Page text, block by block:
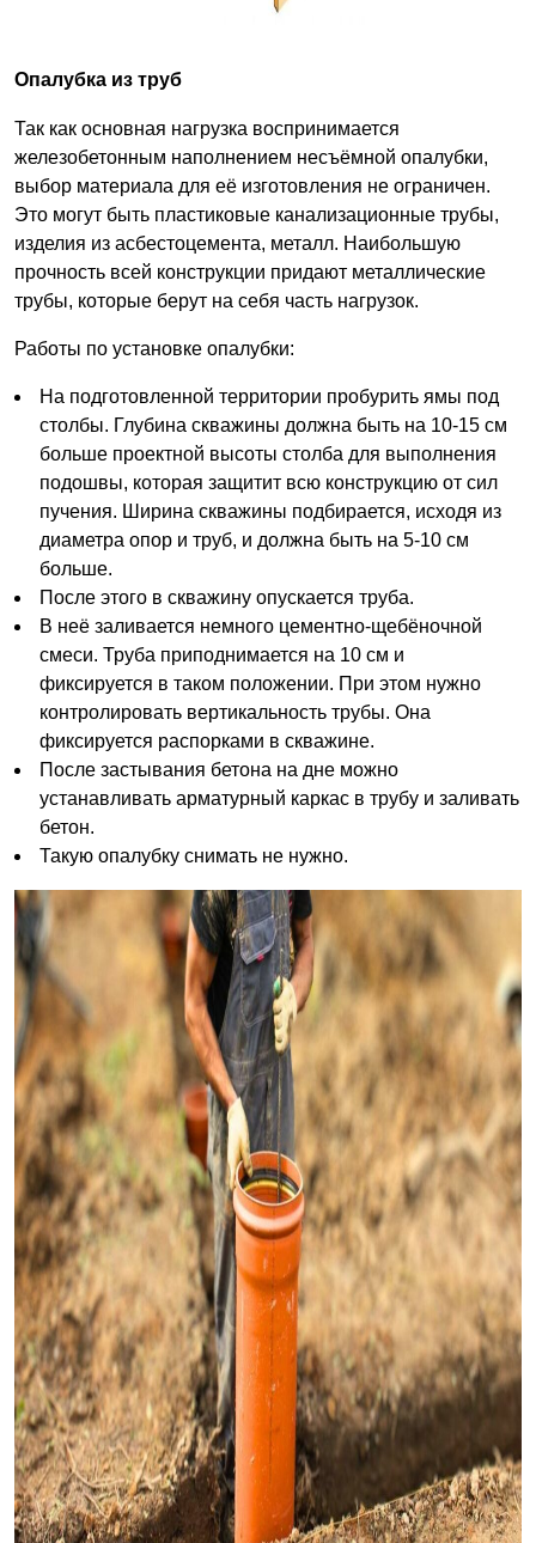
Опалубка из труб
Так как основная нагрузка воспринимается
железобетонным наполнением несъёмной опалубки,
выбор материала для её изготовления не ограничен.
Это могут быть пластиковые канализационные трубы,
изделия из асбестоцемента, металл. Наибольшую
прочность всей конструкции придают металлические
трубы, которые берут на себя часть нагрузок.
Работы по установке опалубки:
На подготовленной территории пробурить ямы под
столбы. Глубина скважины должна быть на 10-15 см
больше проектной высоты столба для выполнения
подошвы, которая защитит всю конструкцию от сил
пучения. Ширина скважины подбирается, исходя из
диаметра опор и труб, и должна быть на 5-10 см
больше.
После этого в скважину опускается труба.
В неё заливается немного цементно-щебёночной
смеси. Труба приподнимается на 10 см и
фиксируется в таком положении. При этом нужно
контролировать вертикальность трубы. Она
фиксируется распорками в скважине.
После застывания бетона на дне можно
устанавливать арматурный каркас в трубу и заливать
бетон.
Такую опалубку снимать не нужно.